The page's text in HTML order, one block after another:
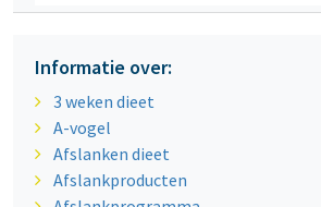
Informatie over:
3 weken dieet
A-vogel
Afslanken dieet
Afslankproducten